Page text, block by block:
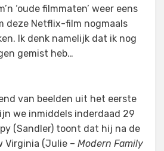
‘oude filmmaten’ weer eens
deze Netflix-film nogmaals
Ik denk namelijk dat ik nog
gemist heb…
van beelden uit het eerste
we inmiddels inderdaad 29
(Sandler) toont dat hij na de
Virginia (Julie – Modern Family